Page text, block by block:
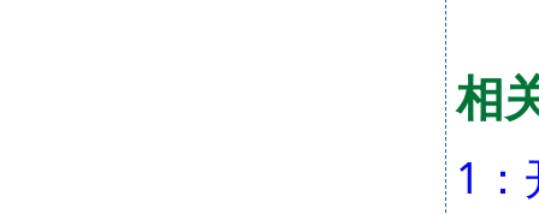
相
1